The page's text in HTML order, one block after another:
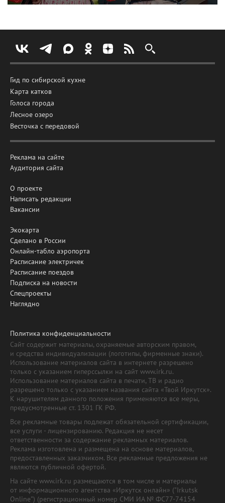
Гид по сибирской кухне
Карта катков
Голоса города
Лесное озеро
Весточка с передовой
Реклама на сайте
Аудитория сайта
О проекте
Написать редакции
Вакансии
Экокарта
Сделано в России
Онлайн-табло аэропорта
Расписание электричек
Расписание поездов
Подписка на новости
Спецпроекты
Наглядно
Политика конфиденциальности
Сайт содержит материалы, охраняемые авторским правом,
и средства индивидуализации (логотипы, фирменные знаки).
Использование материалов сайта в интернете разрешено
только с указанием гиперссылки на сайт www.irk.ru.
Использование материалов сайта в печати, ТВ и радио
разрешено только с указанием названия сайта «Твой Иркутск».
К нарушителям данного положения применяются все меры,
предусмотренные ст. 1301 ГК РФ.
Все рекламные товары подлежат обязательной сертификации,
все услуги - лицензированию. Редакция не несет
ответственности за содержание рекламных материалов.
Реклама изготовлена и размещена на основе материалов,
предоставленных заказчиком. Все рекламные предложения не
являются публичной офертой.
На сайте www.irk.ru размещаются в том числе и материалы
от информационного агентства «Иркутск онлайн» ("Irkutsk
Online") (регистрационный номер СМИ ИА № ФС77-74154